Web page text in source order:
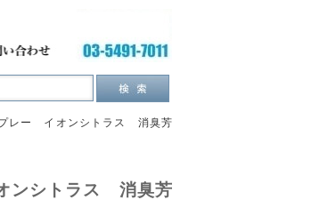
プレー イオンシトラス 消臭芳
ンシトラス 消臭芳